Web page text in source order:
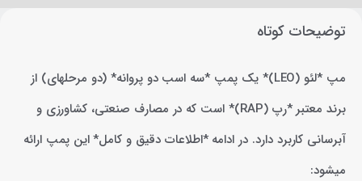
توضیحات کوتاه
مپ *لئو (LEO)* یک پمپ *سه اسب دو پروانه* (دو مرحلهای) از
برند معتبر *رپ (RAP)* است که در مصارف صنعتی، کشاورزی و
آبرسانی کاربرد دارد. در ادامه *اطلاعات دقیق و کامل* این پمپ ارائه
میشود: